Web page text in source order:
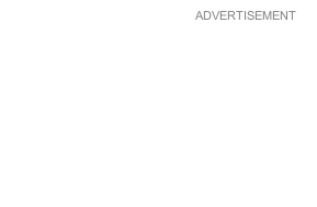
ADVERTISEMENT